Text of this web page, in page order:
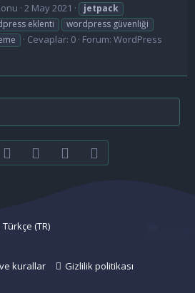
2 May 2021
jetpack
eklenti
wordpress güvenliği
Cevaplar: 0 Forum:WordPress
Twitter youtubeBize ulaşın
Türkçe (TR)
kurallar
Gizlilik politikası